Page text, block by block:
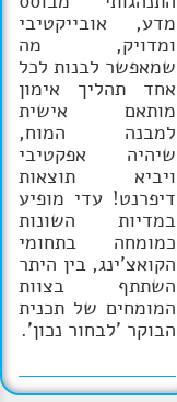
מדע, אובייקטיבי
ומדויק, מה
שמאפשר לבנות לכל
אחד תהליך אימון
מותאם אישית
למבנה המוח,
שיהיה אפקטיבי
ויביא תוצאות
דיפרנט! עדי מופיע
במדיות השונות
כמומחה בתחומי
הקואצ'ינג, בין היתר
השתתף בצוות
המומחים של תכנית
הבוקר 'לבחור נכון'.